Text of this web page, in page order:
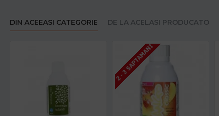
DIN ACEEASI CATEGORIE DE LA ACELASI PRODUCATOR
2 - 3 SAPTAMANI